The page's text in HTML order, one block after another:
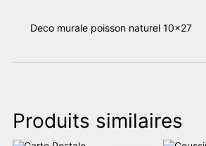
Deco murale poisson naturel 10×27
Produits similaires